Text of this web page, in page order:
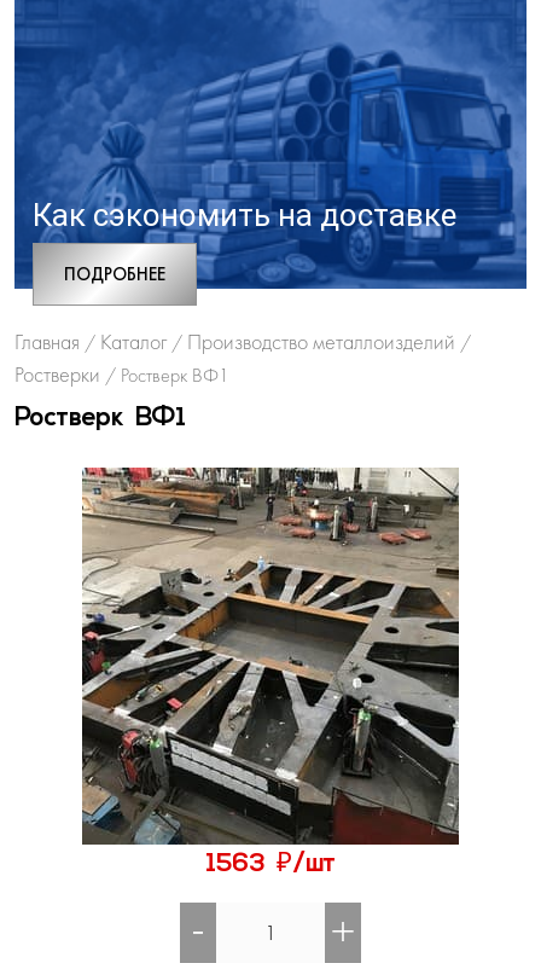
Как сэкономить на доставке
ПОДРОБНЕЕ
Главная / Каталог / Производство металлоизделий /
Ростверки / Ростверк ВФ1
Ростверк ВФ1
1563 ₽/шт
- +